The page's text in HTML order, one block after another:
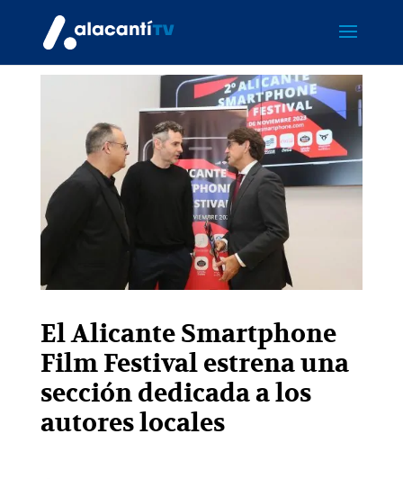
El Alicante Smartphone
Film Festival estrena una
sección dedicada a los
autores locales